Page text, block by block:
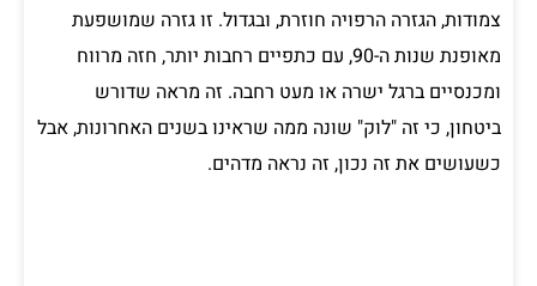
צמודות, הגזרה הרפויה חוזרת, ובגדול. זו גזרה שמושפעת
מאופנת שנות ה-90, עם כתפיים רחבות יותר, חזה מרווח
ומכנסיים ברגל ישרה או מעט רחבה. זה מראה שדורש
ביטחון, כי זה "לוק" שונה ממה שראינו בשנים האחרונות, אבל
כשעושים את זה נכון, זה נראה מדהים.